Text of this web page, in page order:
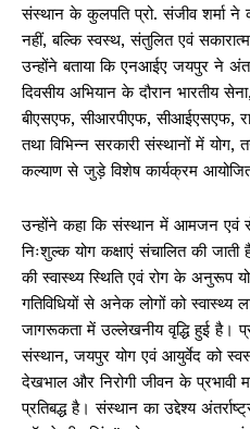
संस्थान के कुलपति प्रो. संजीव शर्मा ने
नहीं, बल्कि स्वस्थ, संतुलित एवं
उन्होंने बताया कि एनआईए जयपुर ने
दिवसीय अभियान के दौरान भारतीय
बीएसएफ, सीआरपीएफ, सीआईएसएफ,
तथा विभिन्न सरकारी संस्थानों में योग,
कल्याण से जुड़े विशेष कार्यक्रम
उन्होंने कहा कि संस्थान में आमजन एवं
निःशुल्क योग कक्षाएं संचालित की जाती हैं,
की स्वास्थ्य स्थिति एवं रोग के अनुरूप
गतिविधियों से अनेक लोगों को स्वास्थ्य
जागरूकता में उल्लेखनीय वृद्धि हुई है।
संस्थान, जयपुर योग एवं आयुर्वेद को
देखभाल और निरोगी जीवन के
प्रतिबद्ध है। संस्थान का उद्देश्य